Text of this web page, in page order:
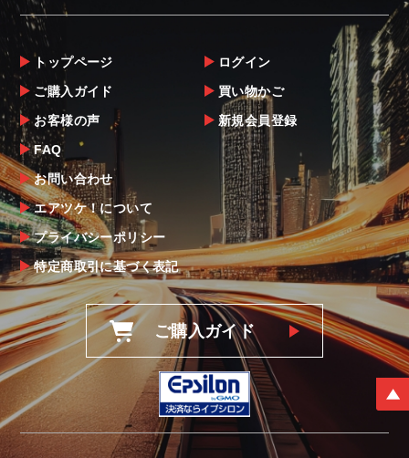
トップページ
ご購入ガイド
お客様の声
FAQ
お問い合わせ
エアツケ！について
プライバシーポリシー
特定商取引に基づく表記
ログイン
買い物かご
新規会員登録
ご購入ガイド